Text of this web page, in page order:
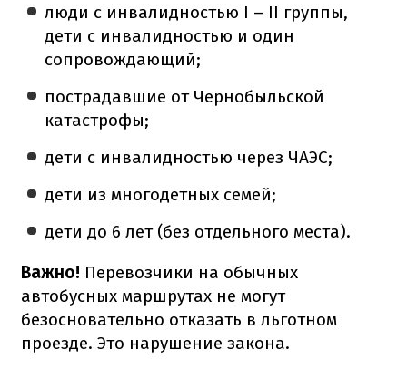
люди с инвалидностью I – II группы,
дети с инвалидностью и один
сопровождающий;
пострадавшие от Чернобыльской
катастрофы;
дети с инвалидностью через ЧАЭС;
дети из многодетных семей;
дети до 6 лет (без отдельного места).
Важно! Перевозчики на обычных
автобусных маршрутах не могут
безосновательно отказать в льготном
проезде. Это нарушение закона.